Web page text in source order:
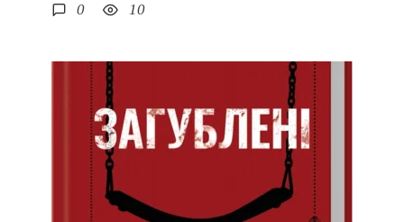
0 10